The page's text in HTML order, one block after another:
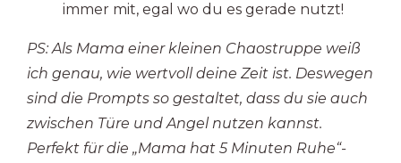
immer mit, egal wo du es gerade nutzt!
PS: Als Mama einer kleinen Chaostruppe weiß
ich genau, wie wertvoll deine Zeit ist. Deswegen
sind die Prompts so gestaltet, dass du sie auch
zwischen Türe und Angel nutzen kannst.
Perfekt für die „Mama hat 5 Minuten Ruhe“-